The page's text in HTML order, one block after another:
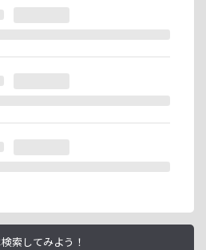
れる場合は、成果が発生いたし
、「ユーザー情報」「銀行口座情
即日ご利用開始いただけます。
索してみよう！